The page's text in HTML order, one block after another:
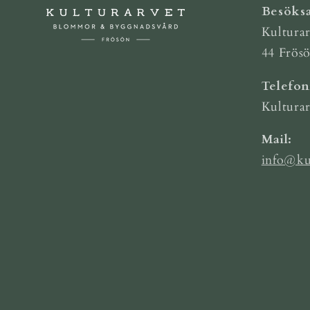
44
Mail: